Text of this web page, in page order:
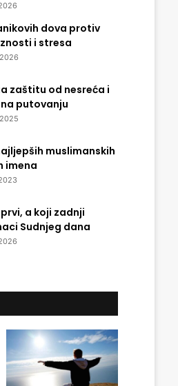
dova protiv
i stresa
zaštitu od nesreća i
putovanju
muslimanskih
imena
a koji zadnji
Sudnjeg dana